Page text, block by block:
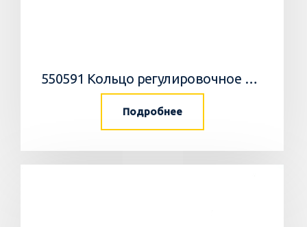
550591 Кольцо регулировочное 0,05мм/WEDGE
Подробнее